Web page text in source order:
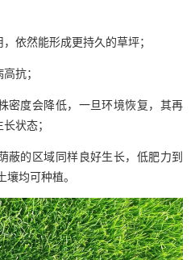
依然能形成更持久的草坪；
抗；
密度会降低，一旦环境恢复，其再
状态；
蔽的区域同样良好生长，低肥力到
均可种植。